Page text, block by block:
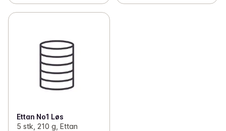
Ettan No1 Løs
5 stk, 210 g, Ettan